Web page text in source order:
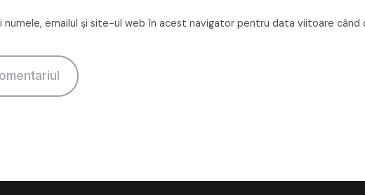
numele, emailul și site-ul web în acest navigator pentru data viitoare când